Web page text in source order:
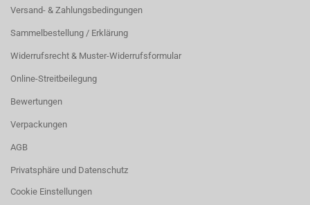
Versand- & Zahlungsbedingungen
Sammelbestellung / Erklärung
Widerrufsrecht & Muster-Widerrufsformular
Online-Streitbeilegung
Bewertungen
Verpackungen
AGB
Privatsphäre und Datenschutz
Cookie Einstellungen